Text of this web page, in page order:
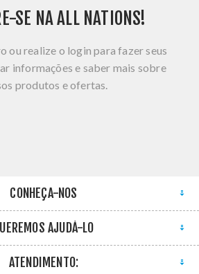
SE NA ALL NATIONS!
ou realize o login para fazer seus
informações e saber mais sobre
produtos e ofertas.
CONHEÇA-NOS
AJUDÁ-LO
ATENDIMENTO: